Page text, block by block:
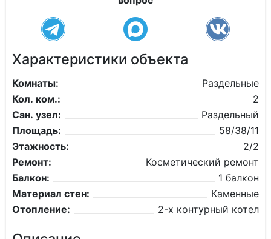
Характеристики объекта
Комнаты:
Раздельные
Кол. ком.:
2
Сан. узел:
Раздельный
Площадь:
58/38/11
Этажность:
2/2
Ремонт:
Косметический ремонт
Балкон:
1 балкон
Материал стен:
Каменные
Отопление:
2-х контурный котел